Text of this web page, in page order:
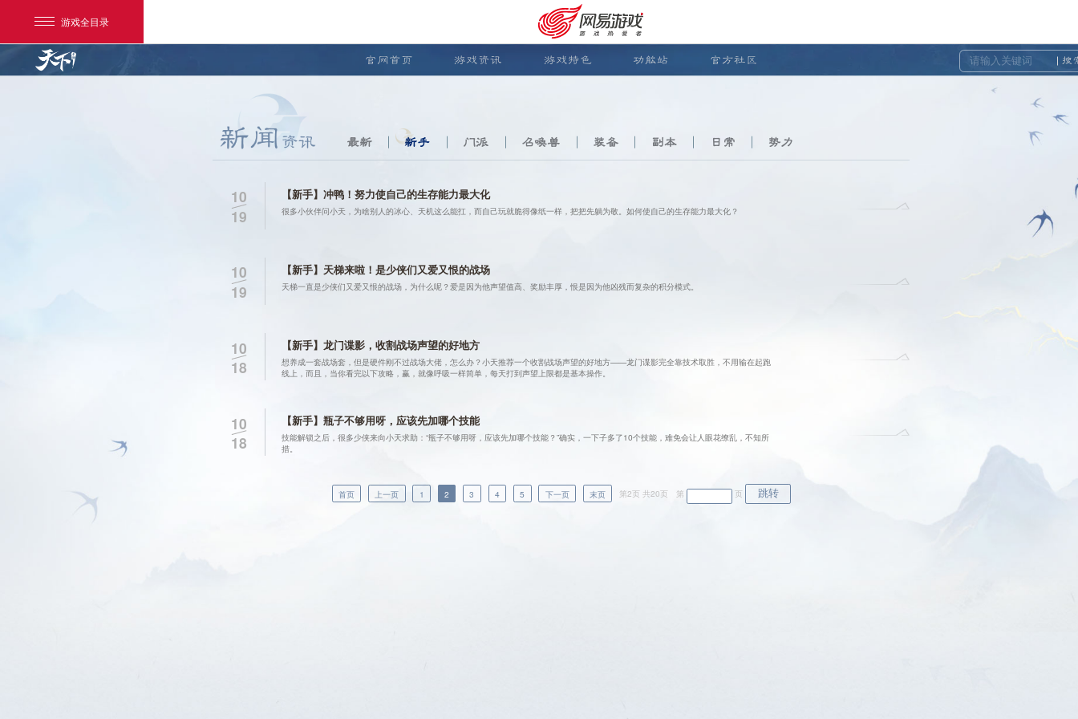
游戏全目录
官网首页 游戏资讯 游戏特色 功能站 官方社区 搜
最新 新手 门派 召唤兽 装备 副本 日常 势力
10
19
【新手】冲鸭！努力使自己的生存能力最大化
很多小伙伴问小天，为啥别人的冰心、天机这么能扛，而自己玩就脆得像纸一样，把把先躺为敬。如何使自己的生存能力最大化？
10
19
【新手】天梯来啦！是少侠们又爱又恨的战场
天梯一直是少侠们又爱又恨的战场，为什么呢？爱是因为他声望值高、奖励丰厚，恨是因为他凶残而复杂的积分模式。
10
18
【新手】龙门谍影，收割战场声望的好地方
想养成一套战场套，但是硬件刚不过战场大佬，怎么办？小天推荐一个收割战场声望的好地方——龙门谍影完全靠技术取胜，不用输在起跑
线上，而且，当你看完以下攻略，赢，就像呼吸一样简单，每天打到声望上限都是基本操作。
10
18
【新手】瓶子不够用呀，应该先加哪个技能
技能解锁之后，很多少侠来向小天求助：“瓶子不够用呀，应该先加哪个技能？”确实，一下子多了10个技能，难免会让人眼花缭乱，不知所
措。
首页 上一页 1 2 3 4 5 下一页 末页 第2页 共20页 第 页 跳转